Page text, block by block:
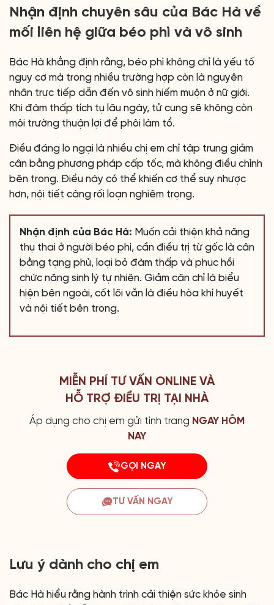
Nhận định chuyên sâu của Bác Hà về
mối liên hệ giữa béo phì và vô sinh
Bác Hà khẳng định rằng, béo phì không chỉ là yếu tố
nguy cơ mà trong nhiều trường hợp còn là nguyên
nhân trực tiếp dẫn đến vô sinh hiếm muộn ở nữ giới.
Khi đàm thấp tích tụ lâu ngày, tử cung sẽ không còn
môi trường thuận lợi để phôi làm tổ.
Điều đáng lo ngại là nhiều chị em chỉ tập trung giảm
cân bằng phương pháp cấp tốc, mà không điều chỉnh
bên trong. Điều này có thể khiến cơ thể suy nhược
hơn, nội tiết càng rối loạn nghiêm trọng.
Nhận định của Bác Hà: Muốn cải thiện khả năng
thụ thai ở người béo phì, cần điều trị từ gốc là cân
bằng tạng phủ, loại bỏ đàm thấp và phục hồi
chức năng sinh lý tự nhiên. Giảm cân chỉ là biểu
hiện bên ngoài, cốt lõi vẫn là điều hòa khí huyết
và nội tiết bên trong.
MIỄN PHÍ TƯ VẤN ONLINE VÀ
HỖ TRỢ ĐIỀU TRỊ TẠI NHÀ
Áp dụng cho chị em gửi tình trang NGAY HÔM
NAY
GỌI NGAY
TƯ VẤN NGAY
Lưu ý dành cho chị em
Bác Hà hiểu rằng hành trình cải thiện sức khỏe sinh